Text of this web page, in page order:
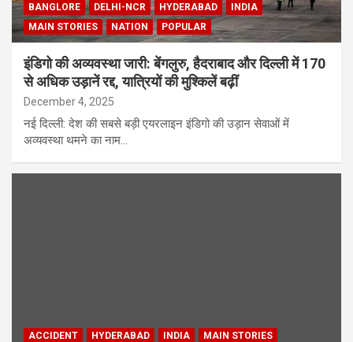
BANGLORE DELHI-NCR HYDERABAD
INDIA
MAIN STORIES
NATION POPULAR
इंडिगो की अव्यवस्था जारी: बेंगलुरु, हैदराबाद और दिल्ली में 170
से अधिक उड़ानें रद्द, यात्रियों की मुश्किलें बढ़ीं
December 4, 2025
नई दिल्ली: देश की सबसे बड़ी एयरलाइन इंडिगो की उड़ान सेवाओं में
अव्यवस्था थमने का नाम…
ACCIDENT HYDERABAD INDIA
MAIN STORIES